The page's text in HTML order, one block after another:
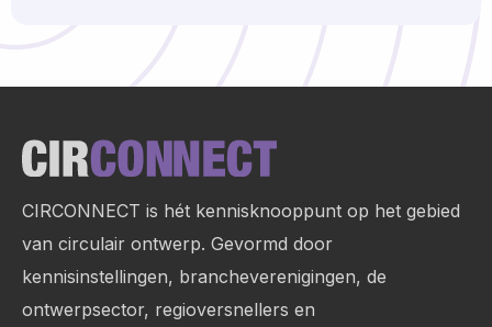
Site
footer
CIRCONNECT is hét kennisknooppunt op het gebied
van circulair ontwerp. Gevormd door
kennisinstellingen, brancheverenigingen, de
ontwerpsector, regioversnellers en